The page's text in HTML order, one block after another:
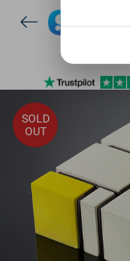
SOLD
OUT